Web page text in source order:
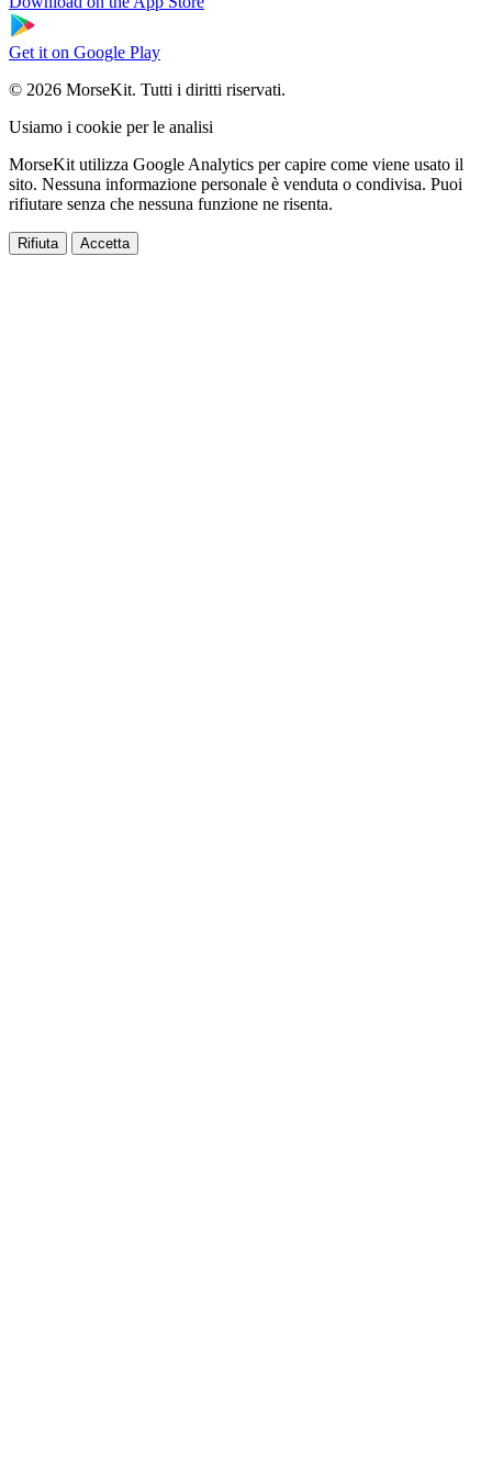
Get it on Google Play
© 2026 MorseKit. Tutti i diritti riservati.
Usiamo i cookie per le analisi
MorseKit utilizza Google Analytics per capire come viene usato il
sito. Nessuna informazione personale è venduta o condivisa. Puoi
rifiutare senza che nessuna funzione ne risenta.
Rifiuta Accetta